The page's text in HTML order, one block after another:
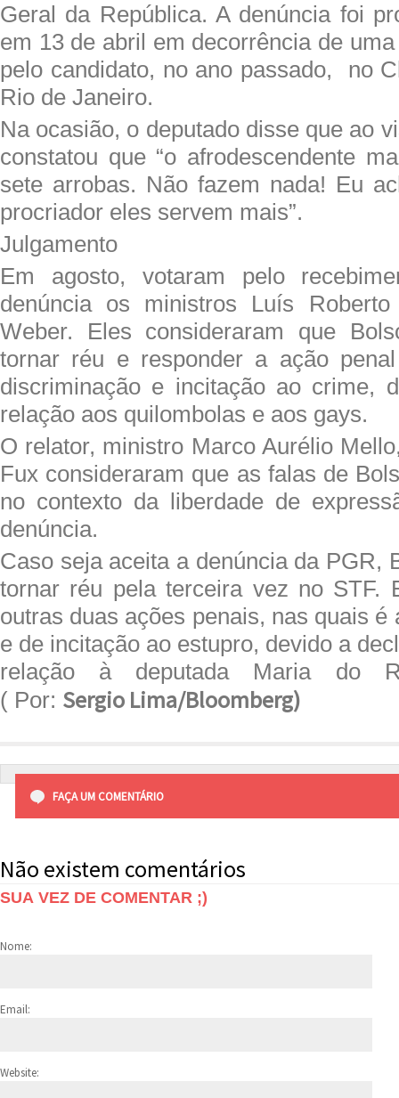
Geral da República. A denúncia foi
em 13 de abril em decorrência de
pelo candidato, no ano passado, no
Rio de Janeiro.
Na ocasião, o deputado disse que ao
constatou que “o afrodescendente
sete arrobas. Não fazem nada! Eu
procriador eles servem mais”.
Julgamento
Em agosto, votaram pelo
denúncia os ministros Luís
Weber. Eles consideraram que
tornar réu e responder a ação
discriminação e incitação ao crime,
relação aos quilombolas e aos gays.
O relator, ministro Marco Aurélio
Fux consideraram que as falas de
no contexto da liberdade de
denúncia.
Caso seja aceita a denúncia da PGR,
tornar réu pela terceira vez no STF.
outras duas ações penais, nas quais é
e de incitação ao estupro, devido a
relação à deputada Maria do
( Por: Sergio Lima/Bloomberg)
FAÇA UM COMENTÁRIO
Não existem comentários
SUA VEZ DE COMENTAR ;)
Nome:
Email:
Website: